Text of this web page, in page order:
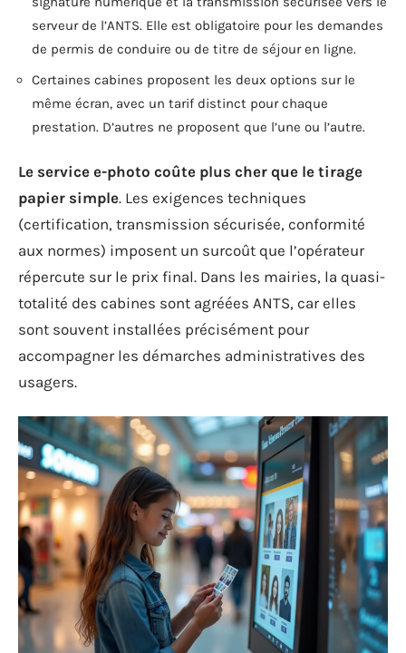
serveur de l’ANTS. Elle est obligatoire pour les demandes
de permis de conduire ou de titre de séjour en ligne.
Certaines cabines proposent les deux options sur le
même écran, avec un tarif distinct pour chaque
prestation. D’autres ne proposent que l’une ou l’autre.
Le service e-photo coûte plus cher que le tirage
papier simple. Les exigences techniques
(certification, transmission sécurisée, conformité
aux normes) imposent un surcoût que l’opérateur
répercute sur le prix final. Dans les mairies, la quasi-
totalité des cabines sont agréées ANTS, car elles
sont souvent installées précisément pour
accompagner les démarches administratives des
usagers.